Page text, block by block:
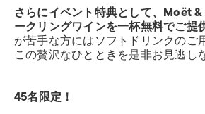
さらにイベント特典として、Moët
ークリングワインを一杯無料でご提
が苦手な方にはソフトドリンクのご
この贅沢なひとときを是非お見逃し
45名限定！